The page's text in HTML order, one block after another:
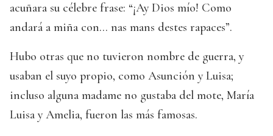
acuñara su célebre frase: “¡Ay Dios mío! Como
andará a miña con... nas mans destes rapaces”.
Hubo otras que no tuvieron nombre de guerra, y
usaban el suyo propio, como Asunción y Luisa;
incluso alguna madame no gustaba del mote, María
Luisa y Amelia, fueron las más famosas.